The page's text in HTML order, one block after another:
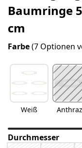
Baumringe
cm
Farbe(7 Optionen
Weiß
Durchmesser